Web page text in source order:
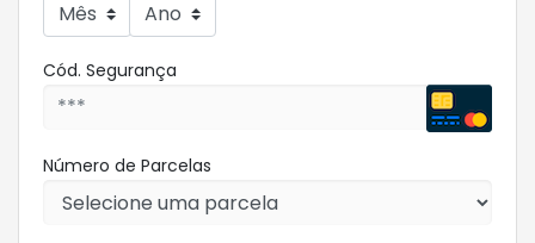
Cód. Segurança
Número de Parcelas